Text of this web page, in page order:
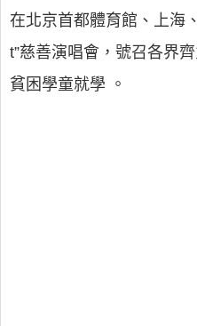
在北京首都體育館、上海
t”慈善演唱會，號召各界
貧困學童就學 。